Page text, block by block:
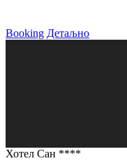
Booking Детаљно
Хотел Сан ****